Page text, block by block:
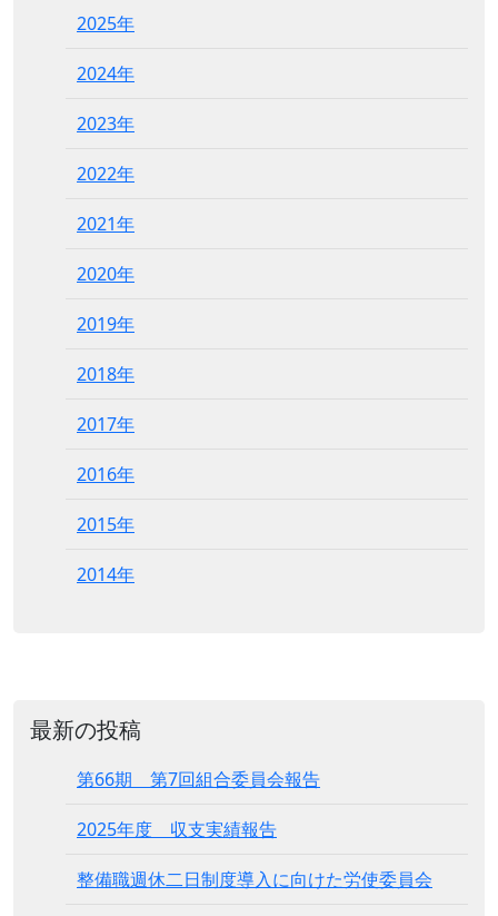
2025年
2024年
2023年
2022年
2021年
2020年
2019年
2018年
2017年
2016年
2015年
2014年
最新の投稿
第66期 第7回組合委員会報告
2025年度 収支実績報告
整備職週休二日制度導入に向けた労使委員会